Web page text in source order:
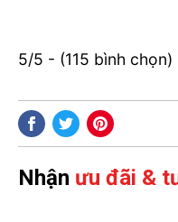
5/5 - (115 bình chọn)
Nhận ưu đãi &